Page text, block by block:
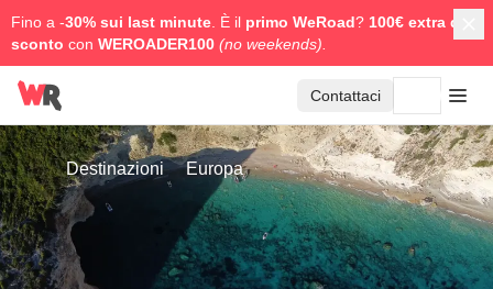
Fino a -30% sui last minute . È il primo WeRoad? 100€ extra di
sconto con WEROADER100 (no weekends).
Contattaci
Destinazioni Europa